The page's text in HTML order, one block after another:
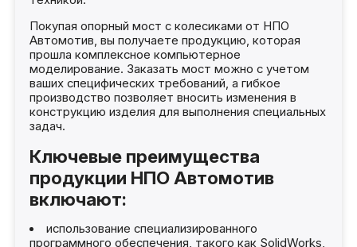
Покупая опорный мост с колесиками от НПО
Автомотив, вы получаете продукцию, которая
прошла комплексное компьютерное
моделирование. Заказать мост можно с учетом
ваших специфических требований, а гибкое
производство позволяет вносить изменения в
конструкцию изделия для выполнения специальных
задач.
Ключевые преимущества
продукции НПО Автомотив
включают:
использование специализированного
программного обеспечения, такого как SolidWorks,